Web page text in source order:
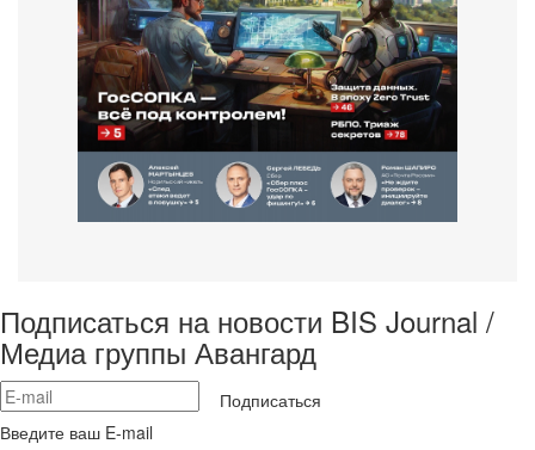
Подписаться на новости BIS Journal /
Медиа группы Авангард
Подписаться
Введите ваш E-mail